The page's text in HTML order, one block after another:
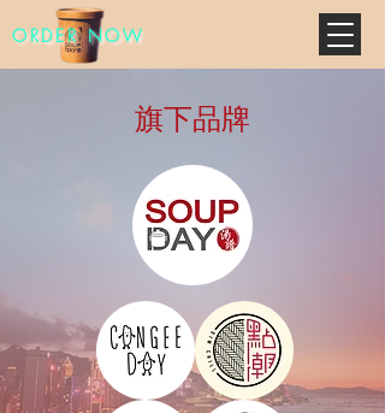
ORDER NOW
旗下品牌